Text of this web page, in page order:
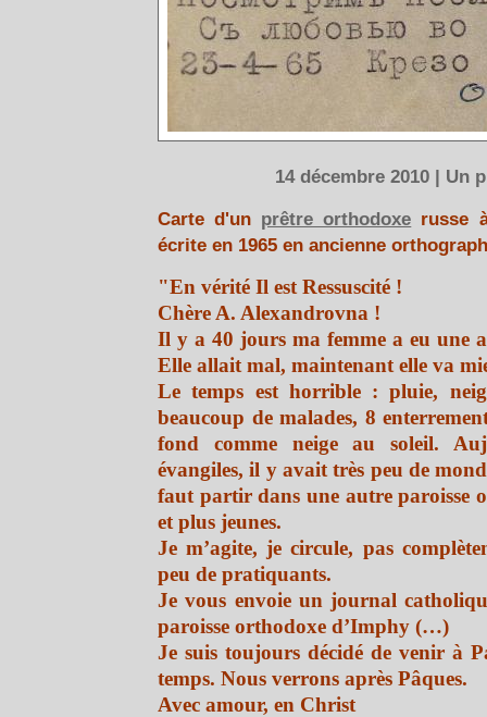
14 décembre 2010 | Un
Carte d'un prêtre orthodoxe russe
écrite en 1965 en ancienne
"En vérité Il est Ressuscité !
Chère A. Alexandrovna !
Il y a 40 jours ma femme a eu une
Elle allait mal, maintenant elle va
Le temps est horrible : pluie,
beaucoup de malades, 8
fond comme neige au soleil.
évangiles, il y avait très peu de
faut partir dans une autre paroisse
et plus jeunes.
Je m’agite, je circule, pas
peu de pratiquants.
Je vous envoie un journal
paroisse orthodoxe d’Imphy (…)
Je suis toujours décidé de venir à
temps. Nous verrons après Pâques.
Avec amour, en Christ